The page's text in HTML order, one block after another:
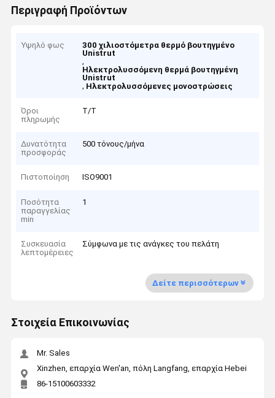
Περιγραφή Προϊόντων
Υψηλό φως
300 χιλιοστόμετρα θερμό βουτηγμένο
Unistrut
,
Ηλεκτρολυσσόμενη θερμά βουτηγμένη
Unistrut
, Ηλεκτρολυσσόμενες μονοστρώσεις
Όροι
πληρωμής
Τ/Τ
Δυνατότητα
προσφοράς
500 τόνους/μήνα
Πιστοποίηση ISO9001
Ποσότητα
παραγγελίας
min
1
Συσκευασία
λεπτομέρειες
Σύμφωνα με τις ανάγκες του πελάτη
Δείτε περισσότερων
Στοιχεία Επικοινωνίας
Mr. Sales
Xinzhen, επαρχία Wen'an, πόλη Langfang, επαρχία Hebei
86-15100603332